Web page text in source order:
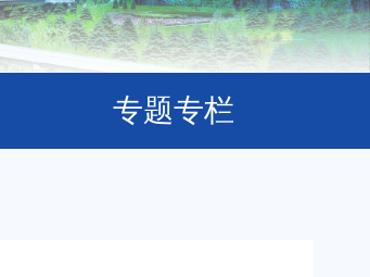
专题专栏